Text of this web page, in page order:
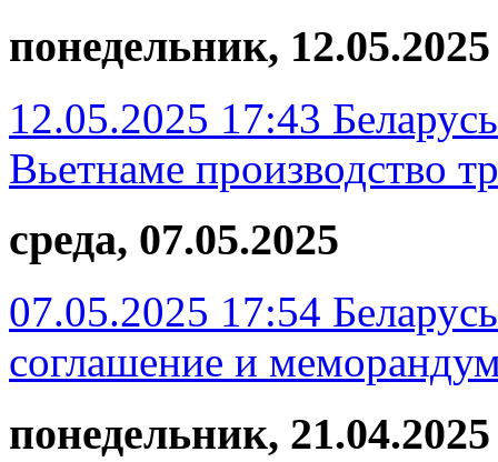
понедельник, 12.05.2025
12.05.2025 17:43
Вьетнаме производство
среда, 07.05.2025
07.05.2025 17:54
соглашение и
понедельник, 21.04.2025